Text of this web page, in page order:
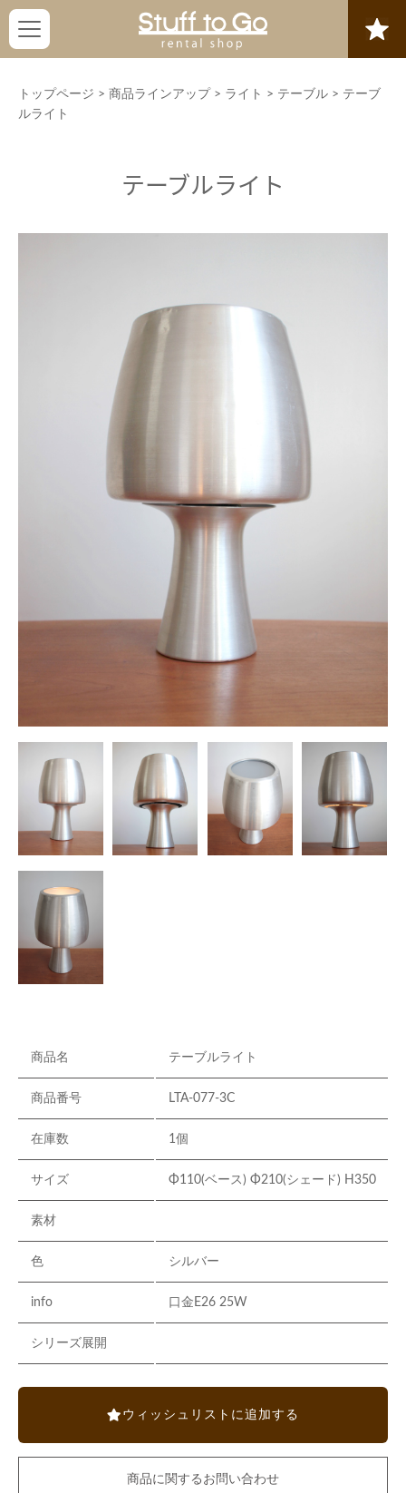
トップページ > 商品ラインアップ > ライト > テーブル > テーブ
ルライト
テーブルライト
商品名 テーブルライト
商品番号 LTA-077-3C
在庫数 1個
サイズ Φ110(ベース) Φ210(シェード) H350
素材
色 シルバー
info 口金E26 25W
シリーズ展開
ウィッシュリストに追加する
商品に関するお問い合わせ